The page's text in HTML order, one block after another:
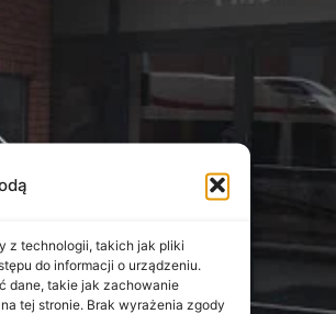
z technologii, takich jak pliki
do informacji o urządzeniu.
dane, takie jak zachowanie
tej stronie. Brak wyrażenia zgody